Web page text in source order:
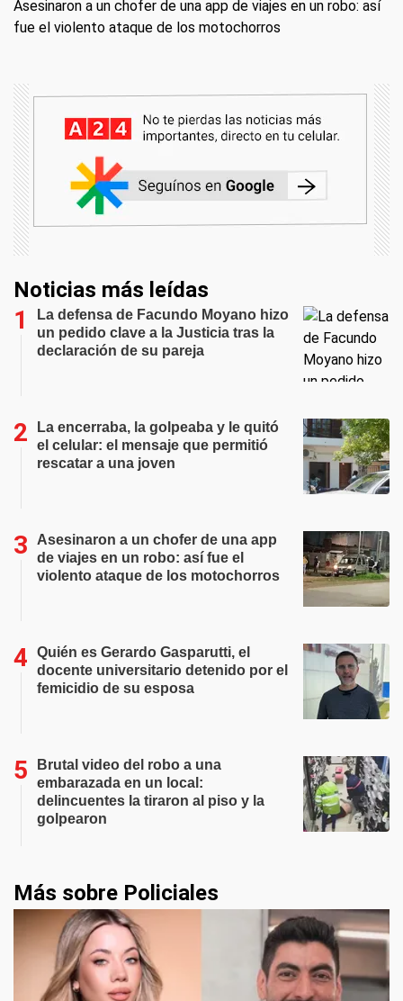
Asesinaron a un chofer de una app de viajes en un robo: así
fue el violento ataque de los motochorros
Noticias más leídas
La defensa de Facundo Moyano hizo
un pedido clave a la Justicia tras la
declaración de su pareja
La encerraba, la golpeaba y le quitó
el celular: el mensaje que permitió
rescatar a una joven
Asesinaron a un chofer de una app
de viajes en un robo: así fue el
violento ataque de los motochorros
Quién es Gerardo Gasparutti, el
docente universitario detenido por el
femicidio de su esposa
Brutal video del robo a una
embarazada en un local:
delincuentes la tiraron al piso y la
golpearon
Más sobre Policiales